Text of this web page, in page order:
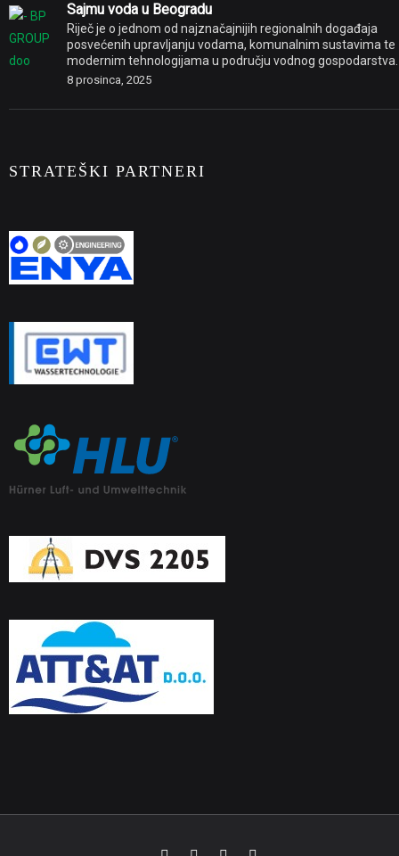
Sajmu voda u Beogradu
Riječ je o jednom od najznačajnijih regionalnih događaja
posvećenih upravljanju vodama, komunalnim sustavima te
modernim tehnologijama u području vodnog gospodarstva.
8 prosinca, 2025
STRATEŠKI PARTNERI